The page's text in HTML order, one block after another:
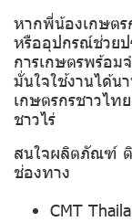
หากพี่น้องเกษต
หรืออุปกรณ์ช่วย
การเกษตรพร้อ
มั่นใจใช้งานได้
เกษตรกรชาวไท
ชาวไร่
สนใจผลิตภัณฑ์ ติ
ช่องทาง
CMT